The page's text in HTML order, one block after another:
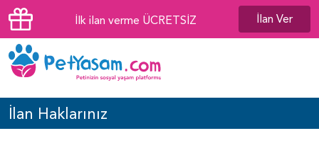
İlk ilan verme ÜCRETSİZ İlan Ver
İlan Haklarınız